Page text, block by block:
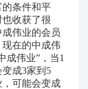
条件和平
收获了很
伟业的会员
在的中成伟
成伟业”，当1
成3家到5
可能会变成